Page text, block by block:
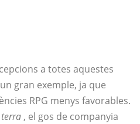
a totes aquestes
gran exemple, ja que
RPG menys favorables.
, el gos de companyia